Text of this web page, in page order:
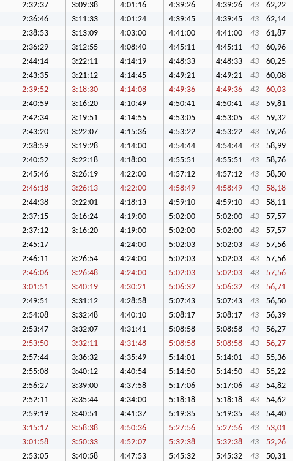
2:32:37 3:09:38 4:01:16 4:39:26 4:39:26 43
62,22
2:36:46 3:11:33 4:01:24 4:39:45 4:39:45 43
62,14
2:38:53 3:13:09 4:03:00 4:41:00 4:41:00 43
61,87
2:36:29 3:12:55 4:08:40 4:45:11 4:45:11 43
60,96
2:44:14 3:22:11 4:14:19 4:48:33 4:48:33 43
60,25
2:43:35 3:21:12 4:14:45 4:49:21 4:49:21 43
60,08
2:39:52 3:18:30 4:14:08 4:49:36 4:49:36 43
60,03
2:40:59 3:16:20 4:10:49 4:50:41 4:50:41 43
59,81
2:42:34 3:19:51 4:14:55 4:53:05 4:53:05 43
59,32
2:43:20 3:22:07 4:15:36 4:53:22 4:53:22 43
59,26
2:38:59 3:19:28 4:14:00 4:54:44 4:54:44 43
58,99
2:40:52 3:22:18 4:18:00 4:55:51 4:55:51 43
58,76
2:45:46 3:26:19 4:22:00 4:57:12 4:57:12 43
58,50
2:46:18 3:26:13 4:22:00 4:58:49 4:58:49 43
58,18
2:44:38 3:22:01 4:18:13 4:59:10 4:59:10 43
58,11
2:37:15 3:16:24 4:19:00 5:02:00 5:02:00 43
57,57
2:37:12 3:16:20 4:19:00 5:02:00 5:02:00 43
57,57
2:45:17 4:24:00 5:02:03 5:02:03 43
57,56
2:46:11 3:26:54 4:24:00 5:02:03 5:02:03 43
57,56
2:46:06 3:26:48 4:24:00 5:02:03 5:02:03 43
57,56
3:01:51 3:40:19 4:30:21 5:06:32 5:06:32 43
56,71
2:49:51 3:31:12 4:28:58 5:07:43 5:07:43 43
56,50
2:54:08 3:32:48 4:40:10 5:08:17 5:08:17 43
56,39
2:53:47 3:32:07 4:31:41 5:08:58 5:08:58 43
56,27
2:53:50 3:32:11 4:31:48 5:08:58 5:08:58 43
56,27
2:57:44 3:36:32 4:35:49 5:14:01 5:14:01 43
55,36
2:55:08 3:40:12 4:40:54 5:14:50 5:14:50 43
55,22
2:56:27 3:39:00 4:37:58 5:17:06 5:17:06 43
54,82
2:52:11 3:35:44 4:34:00 5:18:18 5:18:18 43
54,62
2:59:19 3:40:51 4:41:37 5:19:35 5:19:35 43
54,40
3:15:17 3:58:38 4:50:36 5:27:56 5:27:56 43
53,01
3:01:58 3:50:33 4:52:07 5:32:38 5:32:38 43
52,26
2:53:05 3:40:58 4:47:53 5:45:32 5:45:32 43
50,31